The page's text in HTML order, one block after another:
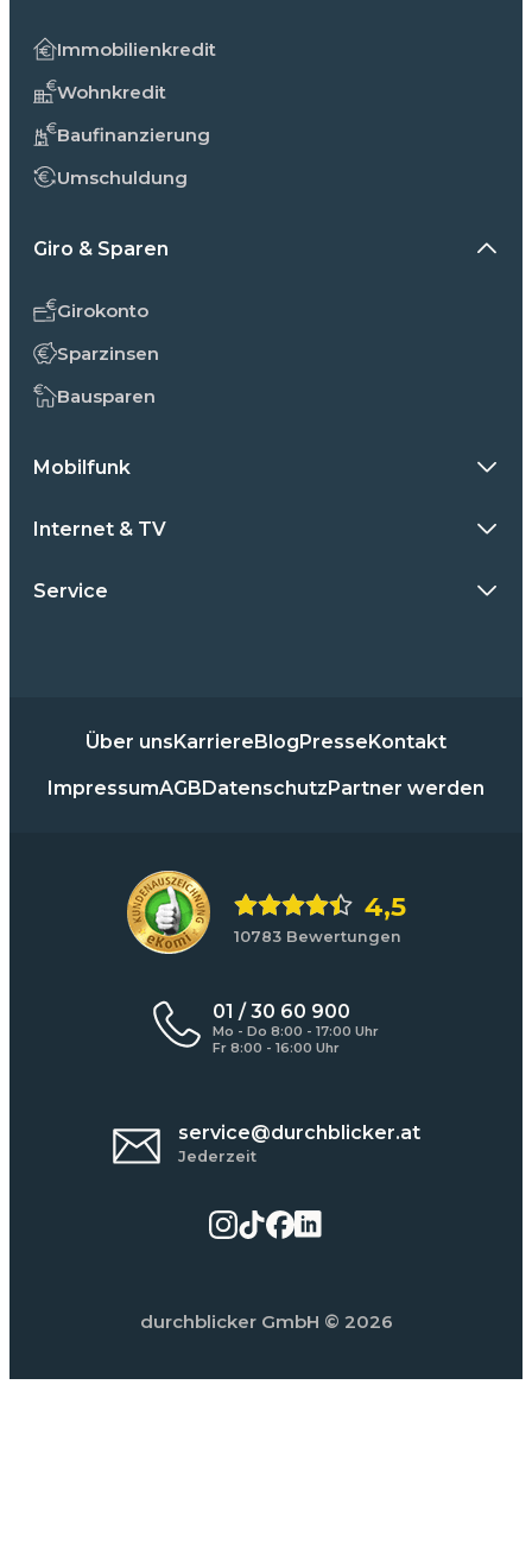
Immobilienkredit
Wohnkredit
Baufinanzierung
Umschuldung
Giro & Sparen
Girokonto
Sparzinsen
Bausparen
Mobilfunk
Internet & TV
Service
Über uns Karriere Blog Presse Kontakt
ImpressumAGB Datenschutz Partner werden
4,5
10783 Bewertungen
01 / 30 60 900
Mo - Do 8:00 - 17:00 Uhr
Fr 8:00 - 16:00 Uhr
service@durchblicker.at
Jederzeit
durchblicker GmbH © 2026